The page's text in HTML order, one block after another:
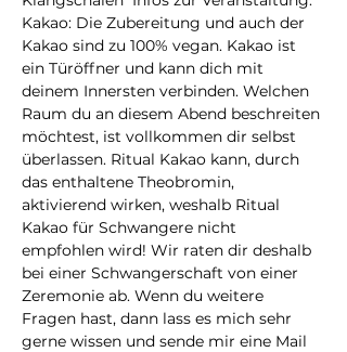
Kakao: Die Zubereitung und auch der
Kakao sind zu 100% vegan. Kakao ist
ein Türöffner und kann dich mit
deinem Innersten verbinden. Welchen
Raum du an diesem Abend beschreiten
möchtest, ist vollkommen dir selbst
überlassen. Ritual Kakao kann, durch
das enthaltene Theobromin,
aktivierend wirken, weshalb Ritual
Kakao für Schwangere nicht
empfohlen wird! Wir raten dir deshalb
bei einer Schwangerschaft von einer
Zeremonie ab. Wenn du weitere
Fragen hast, dann lass es mich sehr
gerne wissen und sende mir eine Mail